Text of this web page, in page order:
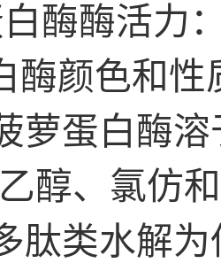
酶酶活力
酶颜色和
萝蛋白酶
醇、氯仿
肽类水解